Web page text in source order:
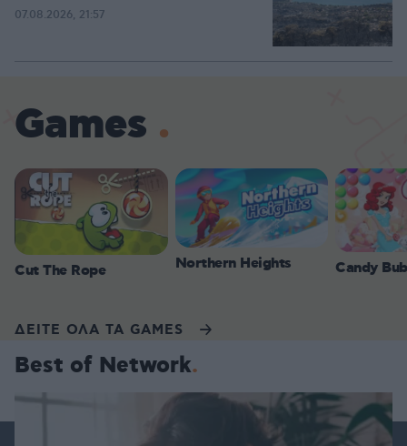
07.08.2026, 21:57
Games
Cut The Rope Northern Heights Candy
ΔΕΙΤΕ ΟΛΑ ΤΑ GAMES
Best of Network